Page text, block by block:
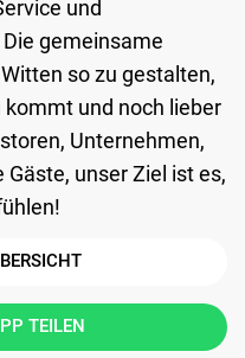
und
gemeinsame
so zu gestalten,
und noch lieber
Unternehmen,
unser Ziel ist es,
TEILEN